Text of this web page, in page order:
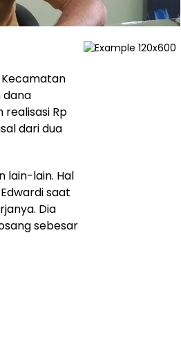
Kecamatan
dana
realisasi Rp
dari dua
lain-lain. Hal
saat
Dia
sebesar